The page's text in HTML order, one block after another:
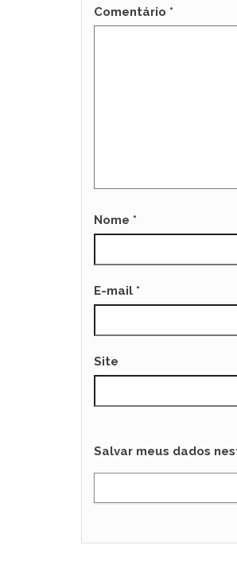
Comentário *
Nome *
E-mail *
Site
Salvar meus dados